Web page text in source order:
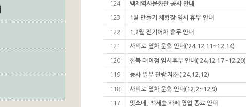
124 백제역사문화관 공사 안내
123 1월 만들기 체험장 임시 휴무 안내
122 1,2월 전기어차 휴무 안내
121 사비로 열차 운휴 안내('24.12.11~12.14)
120 한복 대여점 임시휴무 안내('24.12.17~12.20)
119 능사 일부 관람 제한('24.12.12)
118 사비로 열차 운휴 안내(12.2~12.9)
117 맛소네, 백제숲 카페 영업 종료 안내